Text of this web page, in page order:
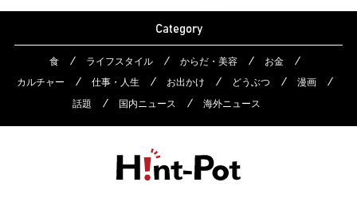
Category
食 ライフスタイル からだ・美容
お金
カルチャー
仕事・人生 お出かけ どうぶつ
漫画
話題
国内ニュース 海外ニュース